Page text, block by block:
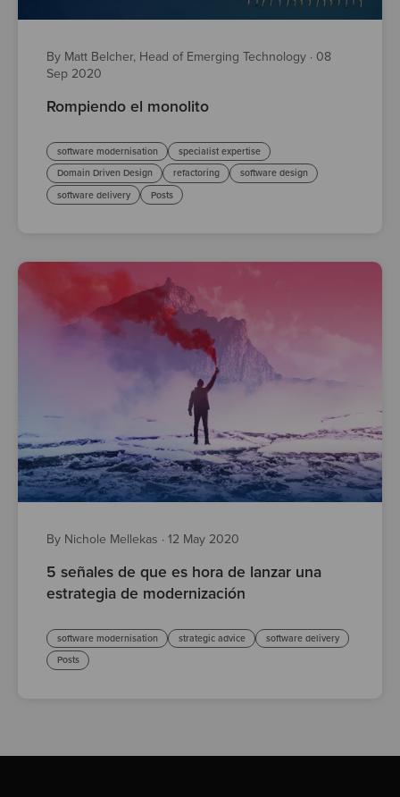
By Matt Belcher, Head of Emerging Technology · 08
Sep 2020
Rompiendo el monolito
software modernisation
specialist expertise
Domain Driven Design
refactoring
software design
software delivery
Posts
By Nichole Mellekas · 12 May 2020
5 señales de que es hora de lanzar una
estrategia de modernización
software modernisation strategic advice
software delivery
Posts